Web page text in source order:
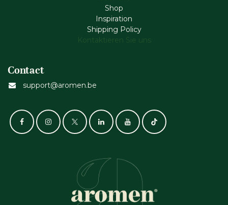
Shop
Inspiration
Shipping Policy
Kontaktieren Sie uns
Contact
support@aromen.be